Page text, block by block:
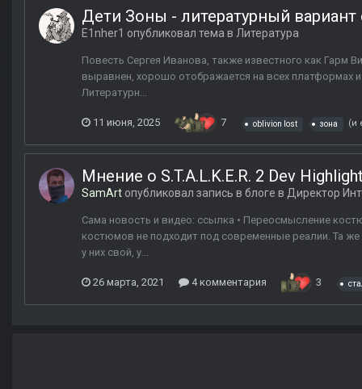
Дети Зоны - литературный
E1nher1 опубликовал тема в Литература
Повесть Сергея Иванова, также известного как Гарм
выравнен, хорошо отображается на всех платформах
Литературн...
11 июня, 2025 7 oblivion lost зона (и
Мнение о S.T.A.L.K.E.R. 2 Dev
SamArt опубликовал запись в блоге в Директор
Сама новость и видео: ссылка • Переосмысление
костюмов не подходит под современные реалии. Та же
у них свой, у...
26 марта, 2021 4 комментария 3